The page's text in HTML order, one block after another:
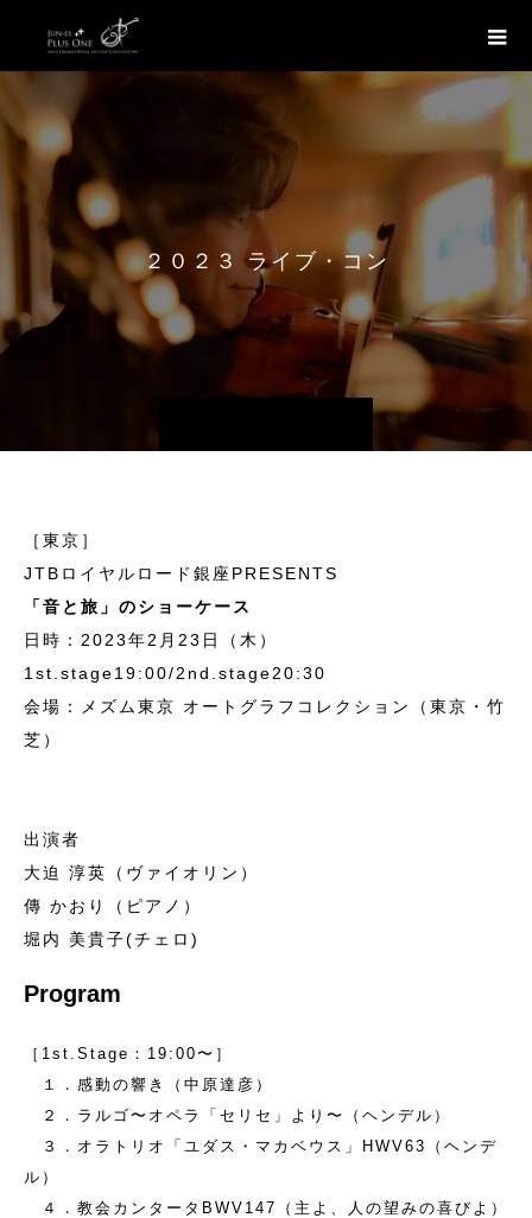
２０ ２ ３ ライブ・コンサ
［東京］
JTBロイヤルロード銀座PRESENTS
「音と旅」のショーケース
日時：2023年2月23日（木）
1st.stage19:00/2nd.stage20:30
会場：メズム東京 オートグラフコレクション（東京・竹
芝）
出演者
大迫 淳英（ヴァイオリン）
傳 かおり（ピアノ）
堀内 美貴子(チェロ)
Program
［1st.Stage：19:00〜］
１．感動の響き（中原達彦）
２．ラルゴ〜オペラ「セリセ」より〜（ヘンデル）
３．オラトリオ「ユダス・マカベウス」HWV63（ヘンデ
ル）
４．教会カンタータBWV147（主よ、人の望みの喜びよ）